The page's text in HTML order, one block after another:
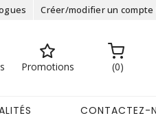
Créer/modifier un compte
Promotions 0
CONTACTEZ-